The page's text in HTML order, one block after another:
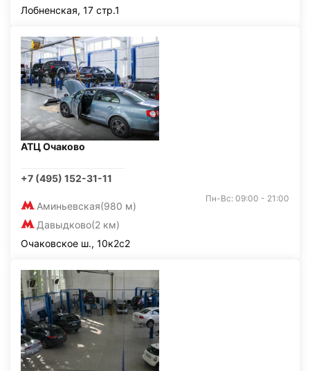
Лобненская, 17 стр.1
АТЦ Очаково
+7 (495) 152-31-11
Аминьевская(980 м)
Давыдково(2 км)
Пн-Вс: 09:00 - 21:00
Очаковское ш., 10к2с2